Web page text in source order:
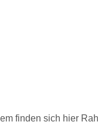
finden sich hier